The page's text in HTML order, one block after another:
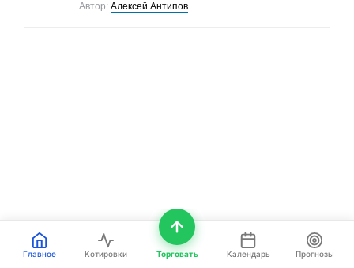
Автор:Алексей Антипов
Если вы в деле, то вы в Equity!
Мы говорим о том, как сегодня
Главное Котировки Торговать Календарь Прогнозы